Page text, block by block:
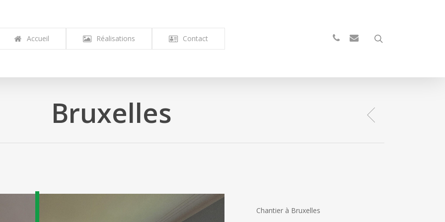
Accueil Réalisations Contact phone email
Bruxelles
Chantier à Bruxelles